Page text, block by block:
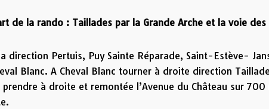
de la rando : Taillades par la Grande Arche et la voie des
direction Pertuis, Puy Sainte Réparade, Saint-Estève-
Blanc. A Cheval Blanc tourner à droite direction
à droite et remontée l’Avenue du Château sur 700